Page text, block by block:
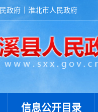
政府 淮北市人民政府
信息公开目录